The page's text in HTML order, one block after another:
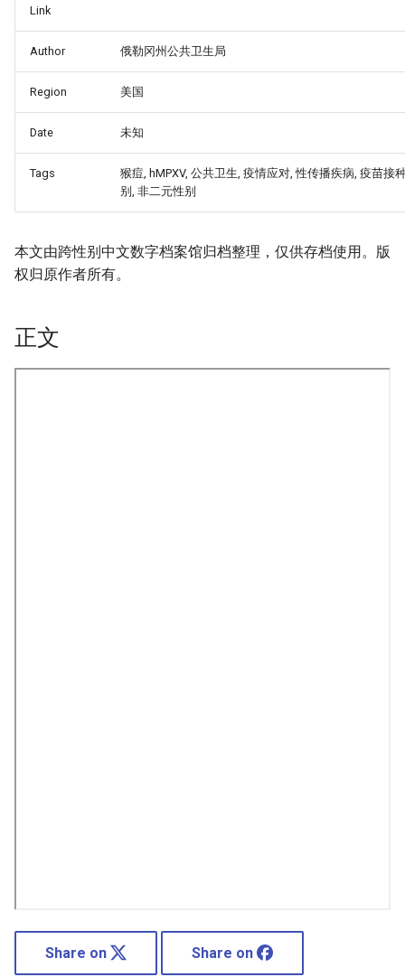
Link
Author 俄勒冈州公共卫生局
Region 美国
Date 未知
Tags
猴痘, hMPXV, 公共卫生, 疫情应对, 性传播疾病, 疫苗接
别, 非二元性别
本文由跨性别中文数字档案馆归档整理，仅供存档使用。版
权归原作者所有。
正文
Share on Share on